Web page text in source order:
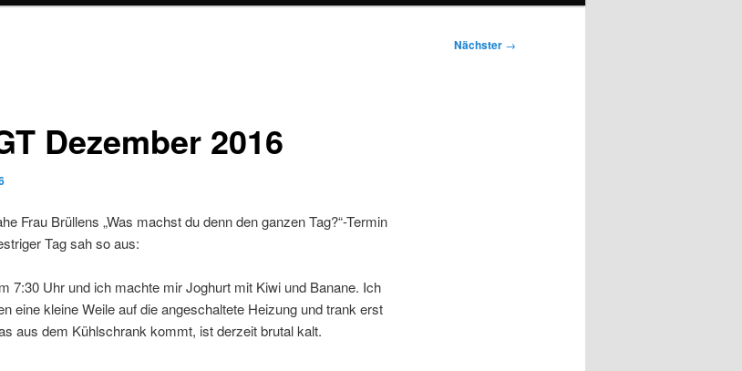
Nächster →
Dezember 2016
Frau Brüllens „Was machst du denn den ganzen Tag?“-Termin
Tag sah so aus:
7:30 Uhr und ich machte mir Joghurt mit Kiwi und Banane. Ich
eine kleine Weile auf die angeschaltete Heizung und trank erst
aus dem Kühlschrank kommt, ist derzeit brutal kalt.